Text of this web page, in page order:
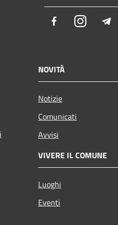
FacebookInstagram
NOVITÀ
Notizie
Comunicati
Avvisi
VIVERE IL COMUNE
Luoghi
Eventi